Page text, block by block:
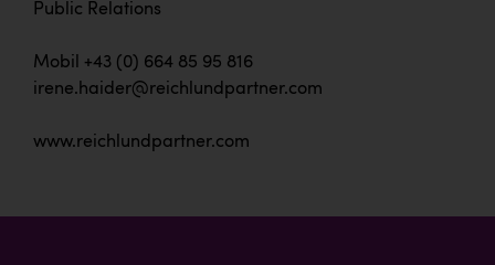
Public Relations
Mobil +43 (0) 664 85 95 816
irene.haider@reichlundpartner.com
www.reichlundpartner.com